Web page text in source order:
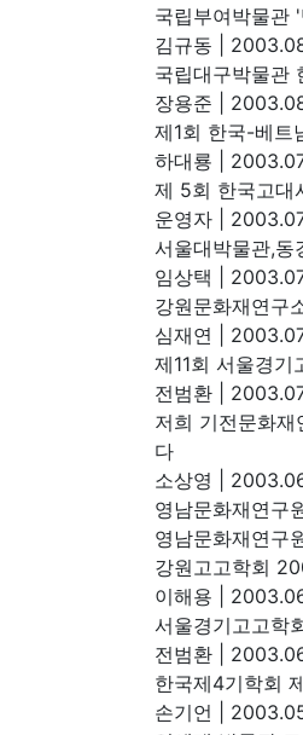
국립부여박물관
김규동
국립대구박물관
장용준
제1회 한국-베트
하대룡
제 5회 한국고대
운영자
서울대박물관,
임상택
강원문화재연구
심재연
제11회 서울경
전범환
저희 기전문화
다
소상영
영남문화재연구
영남문화재연구
강원고고학회
이해용
서울경기고고학
전범환
한국제4기학회
손기언